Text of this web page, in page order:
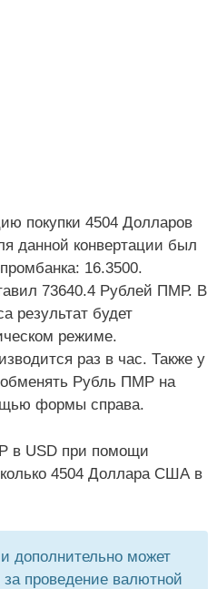
покупки 4504 Долларов
данной конвертации был
16.3500.
73640.4 Рублей ПМР. В
результат будет
режиме.
раз в час. Также у
обменять Рубль ПМР на
формы справа.
в USD при помощи
4504 Доллара США в
дополнительно может
проведение валютной